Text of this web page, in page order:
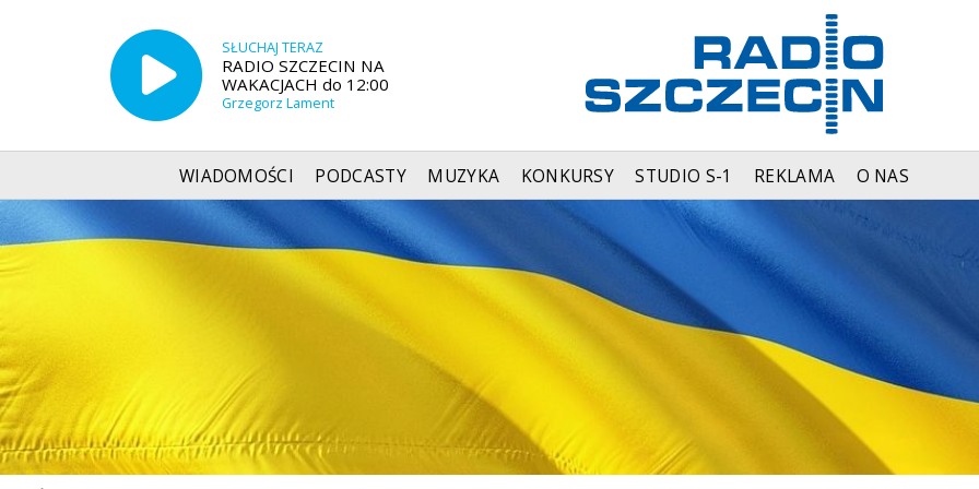
SŁUCHAJ TERAZ
RADIO SZCZECIN NA
WAKACJACH do 12:00
Grzegorz Lament
WIADOMOŚCI PODCASTY MUZYKA KONKURSY STUDIO S-1 REKLAMA O NAS